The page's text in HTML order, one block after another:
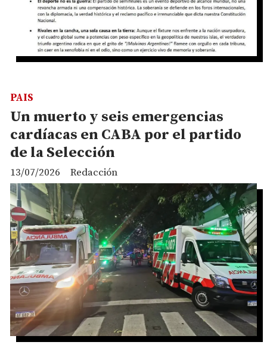
Un muerto y seis emergencias
cardíacas en CABA por el partido
de la Selección
Redacción
PAIS
13/07/2026